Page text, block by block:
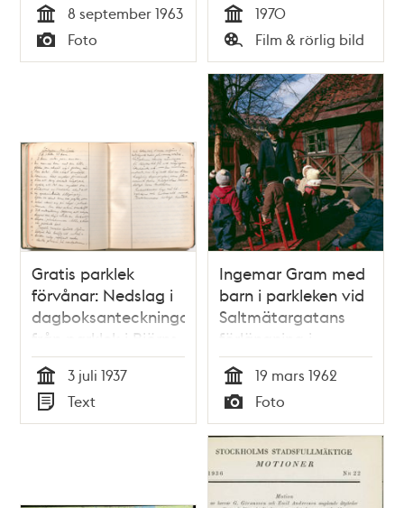
Tid
8 september 1963
Typ
Foto Tid
1970
Typ
Film & rörlig bild
Gratis parklek
förvånar: Nedslag i
dagboksanteckningar
från parklek i Björns
trädgård sommaren
1937
Tid
3 juli 1937
Typ
Text
Ingemar Gram med
barn i parkleken vid
Saltmätargatans
förlängning i
Observatorielunden
Tid
19 mars 1962
Typ
Foto